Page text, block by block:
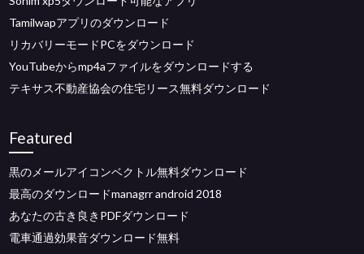
Tamilwapアプリのダウンロード
リカバリーモードPCをダウンロード
YouTubeからmp4aファイルをダウンロードする
テキサス不動産協会の住宅リース無料ダウンロード
Featured
黒のメールアイコンベクトル無料ダウンロード
最高のダウンロードmanagrr android 2018
あなたの古き良きPDFダウンロード
電車通過効果音ダウンロード無料